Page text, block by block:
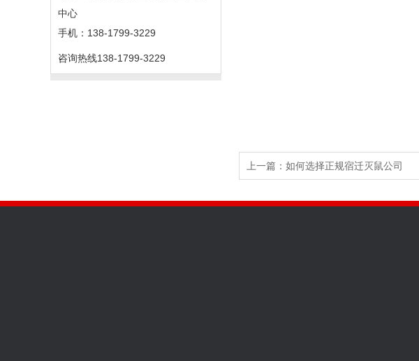
中心
手机：138-1799-3229
咨询热线138-1799-3229
上一篇： 如何选择正规宿迁灭鼠公司